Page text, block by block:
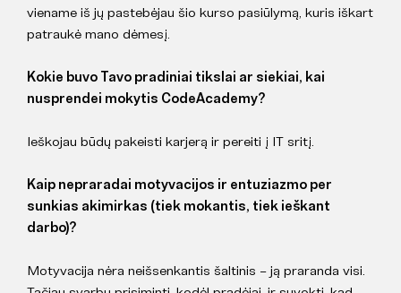
viename iš jų pastebėjau šio kurso pasiūlymą, kuris iškart
patraukė mano dėmesį.
Kokie buvo Tavo pradiniai tikslai ar siekiai, kai
nusprendei mokytis CodeAcademy?
Ieškojau būdų pakeisti karjerą ir pereiti į IT sritį.
Kaip nepraradai motyvacijos ir entuziazmo per
sunkias akimirkas (tiek mokantis, tiek ieškant
darbo)?
Motyvacija nėra neišsenkantis šaltinis – ją praranda visi.